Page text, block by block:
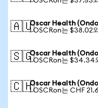
🇦🇺Oscar Health (Ondo
1 OSCRon는 $38.02
🇸🇬Oscar Health (Ondo
1 OSCRon는 $34.34
🇨🇭Oscar Health (Ondo
1 OSCRon는 CHF